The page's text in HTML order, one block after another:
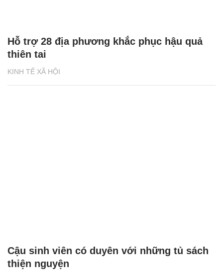
KINH TẾ XÃ HỘI
Hỗ trợ 28 địa phương khắc phục hậu quả
thiên tai
Cậu sinh viên có duyên với những tủ sách
thiện nguyện